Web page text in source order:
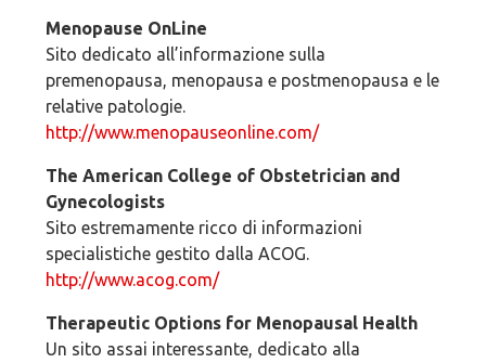
Menopause OnLine
Sito dedicato all’informazione sulla
premenopausa, menopausa e postmenopausa e le
relative patologie.
http://www.menopauseonline.com/
The American College of Obstetrician and
Gynecologists
Sito estremamente ricco di informazioni
specialistiche gestito dalla ACOG.
http://www.acog.com/
Therapeutic Options for Menopausal Health
Un sito assai interessante, dedicato alla